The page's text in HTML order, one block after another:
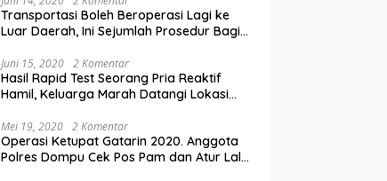
Transportasi Boleh Beroperasi Lagi ke
Luar Daerah, Ini Sejumlah Prosedur Bagi
Juni 15, 2020 2 Komentar
Hasil Rapid Test Seorang Pria Reaktif
Hamil, Keluarga Marah Datangi Lokasi
Mei 19, 2020 2 Komentar
Operasi Ketupat Gatarin 2020. Anggota
Polres Dompu Cek Pos Pam dan Atur Lalu